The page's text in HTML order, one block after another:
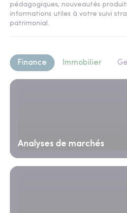
pédagogiques, nouveautés
informations utiles à votre suivi
patrimonial.
Finance Immobilier
Analyses de marchés